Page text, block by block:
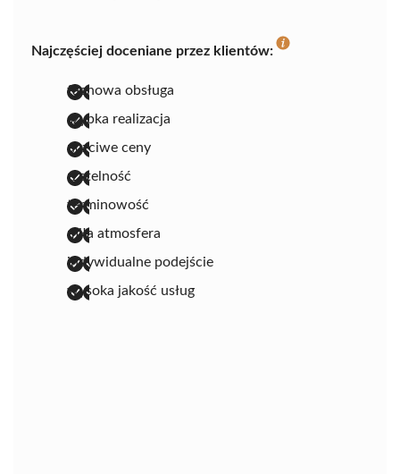
Najczęściej doceniane przez klientów:
fachowa obsługa
szybka realizacja
uczciwe ceny
rzetelność
terminowość
miła atmosfera
indywidualne podejście
wysoka jakość usług